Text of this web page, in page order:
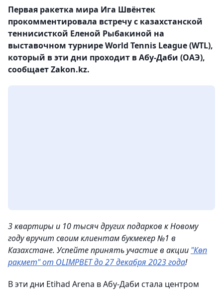
Первая ракетка мира Ига Швёнтек
прокомментировала встречу с казахстанской
теннисисткой Еленой Рыбакиной на
выставочном турнире World Tennis League (WTL),
который в эти дни проходит в Абу-Даби (ОАЭ),
сообщает Zakon.kz.
3 квартиры и 10 тысяч других подарков к Новому
году вручит своим клиентам букмекер №1 в
Казахстане. Успейте принять участие в акции "Көп
рақмет" от OLIMPBET до 27 декабря 2023 года!
В эти дни Etihad Arena в Абу-Даби стала центром